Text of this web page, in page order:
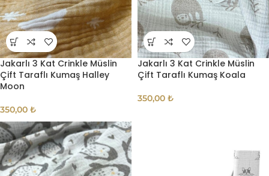
Jakarlı 3 Kat Crinkle Müslin
Çift Taraflı Kumaş Halley
Moon
350,00 ₺
Jakarlı 3 Kat Crinkle Müslin
Çift Taraflı Kumaş Koala
350,00 ₺